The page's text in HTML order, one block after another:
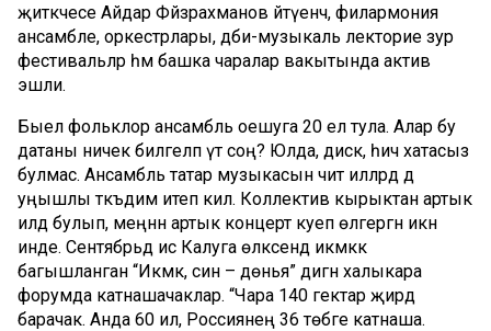
җитәкчесе Айдар Фәйзрахманов әйтүенчә, филармония
ансамбле, оркестрлары, әдәби-музыкаль лекторие зур
фестивальләр һәм башка чаралар вакытында актив
эшли.
Быел фольклор ансамбль оешуга 20 ел тула. Алар бу
датаны ничек билгеләп үтә соң? Юлда, дисәк, һич хатасыз
булмас. Ансамбль татар музыкасын чит илләрдә дә
уңышлы тәкъдим итеп килә. Коллектив кырыктан артык
илдә булып, меңнән артык концерт куеп өлгергән икән
инде. Сентябрьдә исә Калуга өлкәсендә икмәккә
багышланган “Икмәк, син – дөнья” дигән халыкара
форумда катнашачаклар. “Чара 140 гектар җирдә
барачак. Анда 60 ил, Россиянең 36 төбәге катнаша.